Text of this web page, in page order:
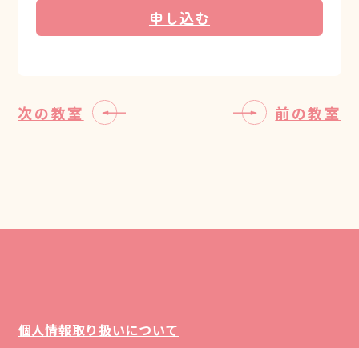
申し込む
次の教室 前の教室
個人情報取り扱いについて